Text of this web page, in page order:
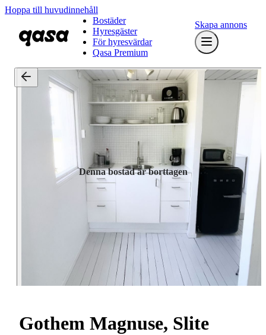
Hoppa till huvudinnehåll
Bostäder
Hyresgäster
För hyresvärdar
Qasa Premium
Skapa annons
Denna bostad är borttagen
Gothem Magnuse, Slite